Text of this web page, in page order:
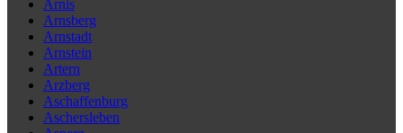
Arnis
Arnsberg
Arnstadt
Arnstein
Artern
Arzberg
Aschaffenburg
Aschersleben